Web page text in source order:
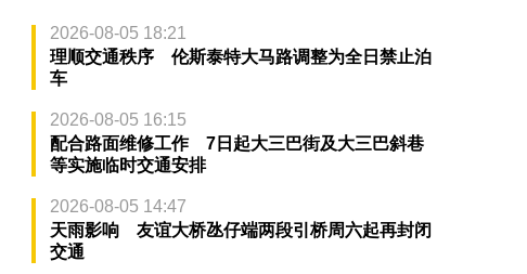
2026-08-05 18:21
理顺交通秩序 伦斯泰特大马路调整为全日禁止泊
车
2026-08-05 16:15
配合路面维修工作 7日起大三巴街及大三巴斜巷
等实施临时交通安排
2026-08-05 14:47
天雨影响 友谊大桥氹仔端两段引桥周六起再封闭
交通